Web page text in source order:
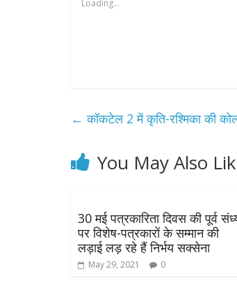
Loading...
← कॉकटेल 2 में कृति-रश्मिका की
You May Also
30 मई पत्रकारिता दिवस की पूर्व
पर विशेष-पत्रकारों के सम्मान की
लड़ाई लड़ रहे हैं निर्भय सक्सेना
May 29, 2021 0